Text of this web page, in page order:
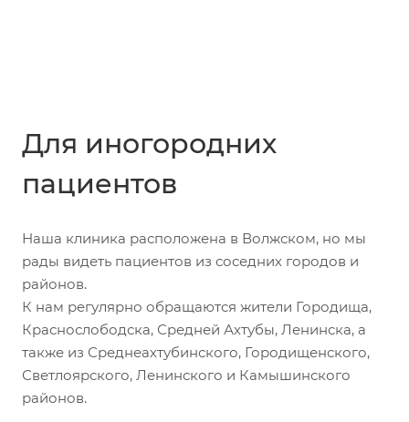
Для иногородних
пациентов
Наша клиника расположена в Волжском, но мы
рады видеть пациентов из соседних городов и
районов.
К нам регулярно обращаются жители Городища,
Краснослободска, Средней Ахтубы, Ленинска, а
также из Среднеахтубинского, Городищенского,
Светлоярского, Ленинского и Камышинского
районов.